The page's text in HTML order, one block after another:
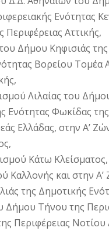
Ενότητας
Αττικής,
Δήμου Κηφισιάς της
Βορείου Τομέα
Λιλαίας του
Ενότητας Φωκίδας της
Ελλάδας, στην Α’
Κάτω Κλείσματος,
Καλλονής και στην
της Δημοτικής
Τήνου της
Περιφέρειας Νοτίου